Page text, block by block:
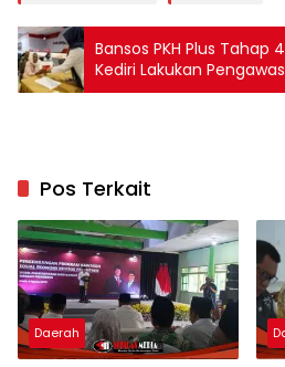
Bansos PKH Plus Tahap
Kediri Lakukan
Sasaran
Pos Terkait
Daerah